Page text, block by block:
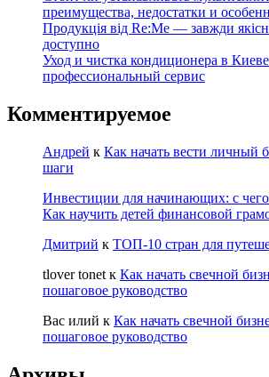
преимущества, недостатки и
Продукція від Re:Me — завжди
доступно
Уход и чистка кондиционера в
профессиональный сервис
Комментируемое
Андрей к Как начать вести личный
шаги
Инвестиции для начинающих: с чего
Как научить детей финансовой
Дмитрий к ТОП-10 стран для
tlover tonet к Как начать свечной
пошаговое руководство
Вас илий к Как начать свечной
пошаговое руководство